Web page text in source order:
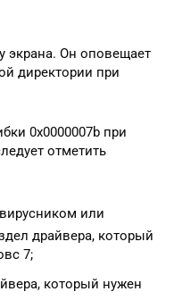
экрана. Он оповещает
директории при
0x0000007b при
отметить
или
драйвера, который
7;
который нужен